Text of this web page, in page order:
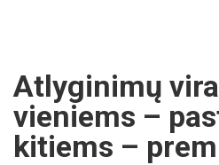
Atlyginimų
vieniems –
kitiems –